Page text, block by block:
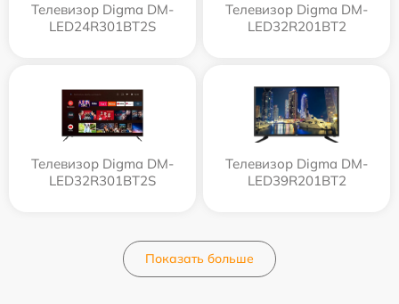
Телевизор Digma DM-
LED24R301BT2S
Телевизор Digma DM-
LED32R201BT2
Телевизор Digma DM-
LED32R301BT2S
Телевизор Digma DM-
LED39R201BT2
Показать больше